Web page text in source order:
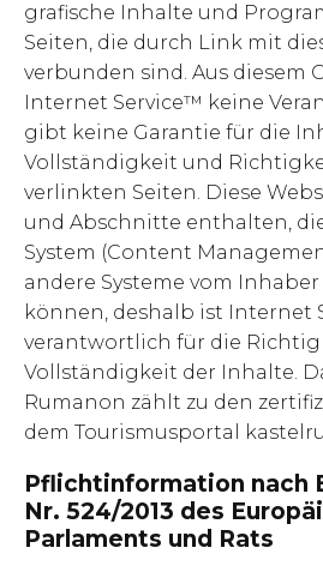
grafische Inhalte und
Seiten, die durch Link mit
verbunden sind. Aus diesem
Internet Service™ keine
gibt keine Garantie für die
Vollständigkeit und
verlinkten Seiten. Diese
und Abschnitte enthalten,
System (Content
andere Systeme vom
können, deshalb ist Internet
verantwortlich für die
Vollständigkeit der Inhalte.
Rumanon zählt zu den
dem Tourismusportal
Pflichtinformation nach
Nr. 524/2013 des
Parlaments und Rats